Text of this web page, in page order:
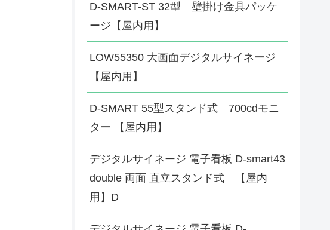
D-SMART-ST 32型 壁掛け金具パッケ
ージ【屋内用】
LOW55350 大画面デジタルサイネージ
【屋内用】
D-SMART 55型スタンド式 700cdモニ
ター 【屋内用】
デジタルサイネージ 電子看板 D-smart43
double 両面 直立スタンド式 【屋内
用】D